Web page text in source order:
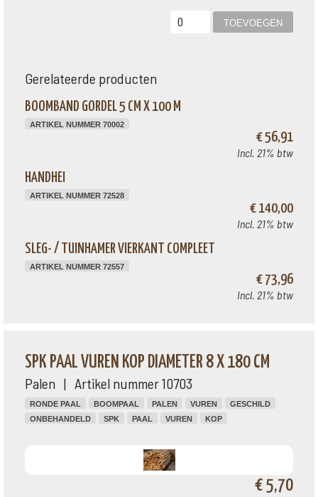
Gerelateerde producten
BOOMBAND GORDEL 5 CM X 100 M
ARTIKEL NUMMER 70002
€ 56,91
Incl. 21% btw
HANDHEI
ARTIKEL NUMMER 72528
€ 140,00
Incl. 21% btw
SLEG- / TUINHAMER VIERKANT COMPLEET
ARTIKEL NUMMER 72557
€ 73,96
Incl. 21% btw
SPK PAAL VUREN KOP DIAMETER 8 X 180 CM
Palen | Artikel nummer 10703
RONDE PAAL BOOMPAAL PALEN VUREN
GESCHILD
ONBEHANDELD
SPK PAAL VUREN KOP
€ 5,70